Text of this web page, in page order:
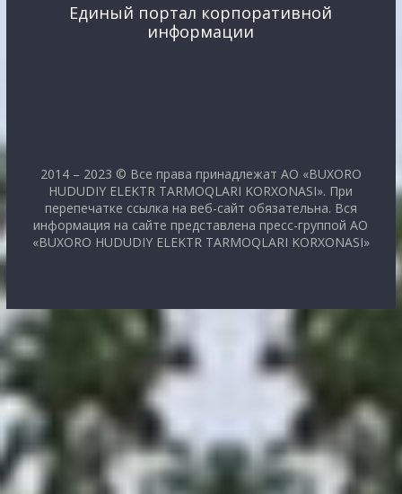
Единый портал корпоративной
информации
2014 – 2023 © Все права принадлежат АО «BUXORO
HUDUDIY ELEKTR TARMOQLARI KORXONASI». При
перепечатке ссылка на веб-сайт обязательна. Вся
информация на сайте представлена пресс-группой АО
«BUXORO HUDUDIY ELEKTR TARMOQLARI KORXONASI»